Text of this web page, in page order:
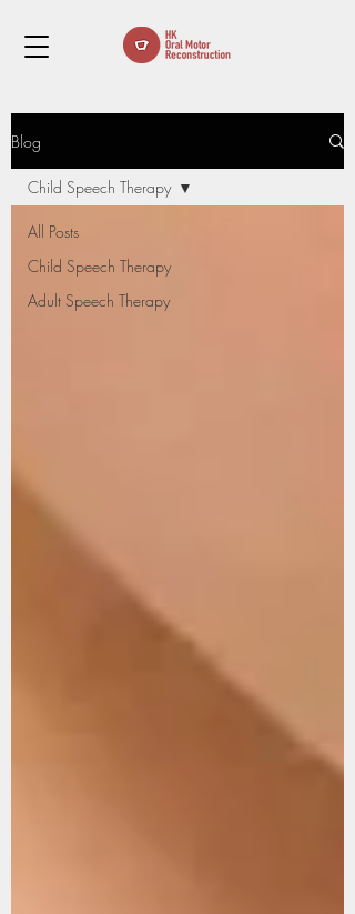
Blog
All Posts
Child Speech Therapy
Adult Speech Therapy
Child Speech Therapy